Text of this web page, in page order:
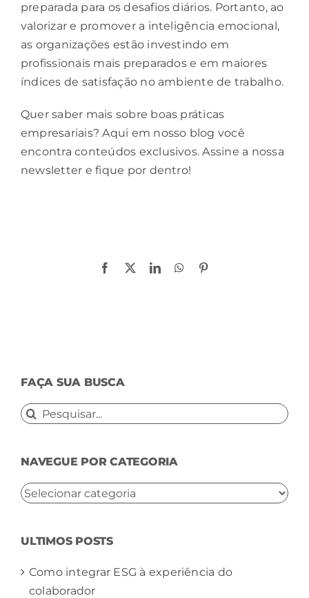
preparada para os desafios diários. Portanto, ao
valorizar e promover a inteligência emocional,
as organizações estão investindo em
profissionais mais preparados e em maiores
índices de satisfação no ambiente de trabalho.
Quer saber mais sobre boas práticas
empresariais? Aqui em nosso blog você
encontra conteúdos exclusivos. Assine a nossa
newsletter e fique por dentro!
Facebook
X LinkedInWhatsApp
FAÇA SUA BUSCA
Buscar
NAVEGUE POR CATEGORIA
NAVEGUE
ULTIMOS POSTS
Como integrar ESG à experiência do
colaborador